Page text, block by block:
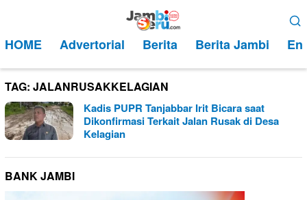
kontenMobile
HOME Advertorial Berita Berita Jambi
TAG: JALANRUSAKKELAGIAN
Kadis PUPR Tanjabbar Irit Bicara saat
Dikonfirmasi Terkait Jalan Rusak di Desa
Kelagian
BANK JAMBI